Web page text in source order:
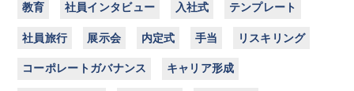
教育 社員インタビュー 入社式 テンプレート
社員旅行 展示会 内定式 手当 リスキリング
コーポレートガバナンス キャリア形成